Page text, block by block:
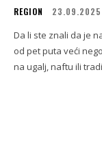
REGION 23.09.2025
Da li ste znali da je
od pet puta veći
na ugalj, naftu ili